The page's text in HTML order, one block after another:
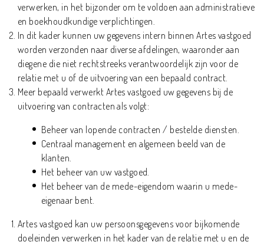
verwerken, in het bijzonder om te voldoen aan administratieve
en boekhoudkundige verplichtingen.
In dit kader kunnen uw gegevens intern binnen Artes vastgoed
worden verzonden naar diverse afdelingen, waaronder aan
diegene die niet rechtstreeks verantwoordelijk zijn voor de
relatie met u of de uitvoering van een bepaald contract.
Meer bepaald verwerkt Artes vastgoed uw gegevens bij de
uitvoering van contracten als volgt:
Beheer van lopende contracten / bestelde diensten.
Centraal management en algemeen beeld van de
klanten.
Het beheer van uw vastgoed.
Het beheer van de mede-eigendom waarin u mede-
eigenaar bent.
Artes vastgoed kan uw persoonsgegevens voor bijkomende
doeleinden verwerken in het kader van de relatie met u en de